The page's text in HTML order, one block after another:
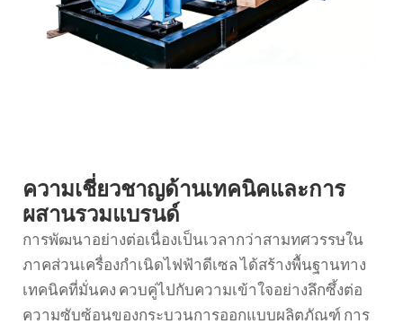
ความเชี่ยวชาญด้านเทคนิคและการ
ผสานรวมแบรนด์
การพัฒนาอย่างต่อเนื่องเป็นเวลากว่าสามทศวรรษใน
ภาคส่วนเครื่องกำเนิดไฟฟ้าดีเซล ได้สร้างพื้นฐานทาง
เทคนิคที่มั่นคง ควบคู่ไปกับความเข้าใจอย่างลึกซึ้งต่อ
ความซับซ้อนของกระบวนการออกแบบผลิตภัณฑ์ การ